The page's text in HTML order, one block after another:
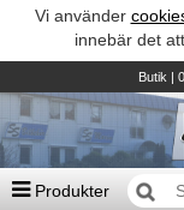
Vi använder
innebär det
Butik|
Produkter